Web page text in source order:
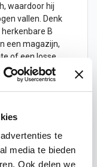
te
media te bieden
Ook delen we
waardoor hij
vallen. Denk
B
een magazijn,
of een losse
de letter.
glas,
deuren en